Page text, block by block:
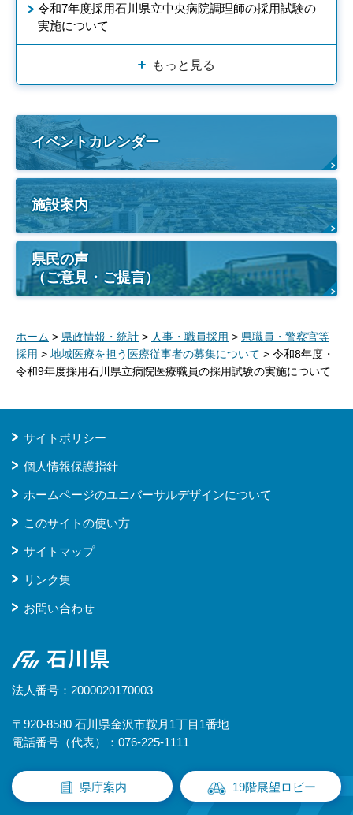
令和7年度採用石川県立中央病院調理師の採用試験の
実施について
もっと見る
イベントカレンダー
施設案内
県民の声
（ご意見・ご提言）
ホーム > 県政情報・統計 > 人事・職員採用 > 県職員・警察官等
採用 > 地域医療を担う医療従事者の募集について > 令和8年度・
令和9年度採用石川県立病院医療職員の採用試験の実施について
サイトポリシー
個人情報保護指針
ホームページのユニバーサルデザインについて
このサイトの使い方
サイトマップ
リンク集
お問い合わせ
石川県
法人番号：2000020170003
〒920-8580 石川県金沢市鞍月1丁目1番地
電話番号（代表）：076-225-1111
県庁案内 19階展望ロビー